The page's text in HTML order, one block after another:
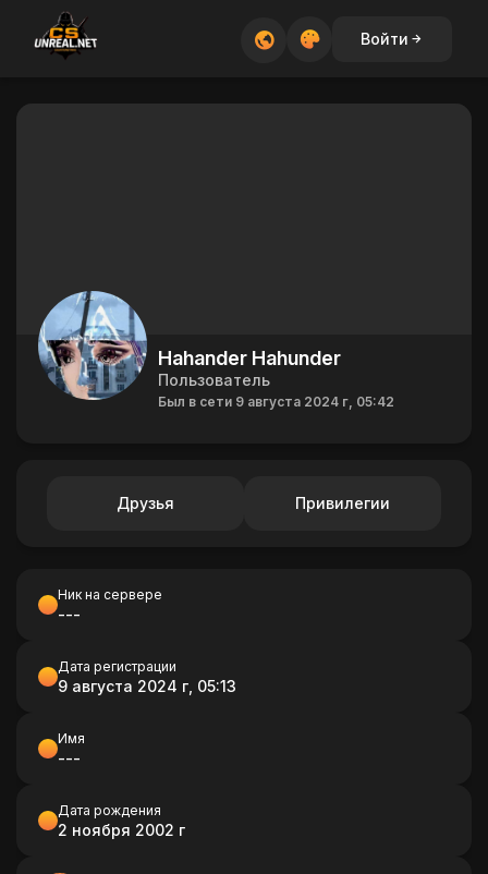
Войти
Hahander Hahunder
Пользователь
Был в сети 9 августа 2024 г, 05:42
Друзья Привилегии
Ник на сервере
---
Дата регистрации
9 августа 2024 г, 05:13
Имя
---
Дата рождения
2 ноября 2002 г